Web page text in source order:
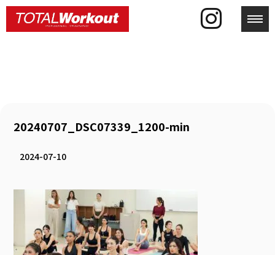
20240707_DSC07339_1200-min
2024-07-10